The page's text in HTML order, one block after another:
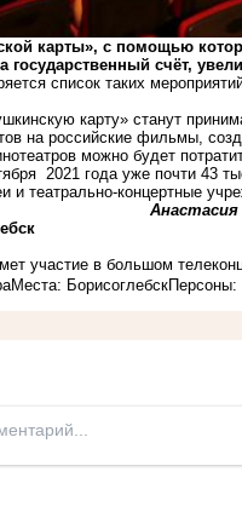
карты», с помощью
государственный счёт,
список таких
карту» станут
на российские фильмы,
можно будет
2021 года уже почти 43
и театрально-концертные
Анастасия
участие в большом
Места: БорисоглебскПерсоны: